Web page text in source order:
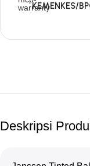
KEMENKES/
Deskripsi